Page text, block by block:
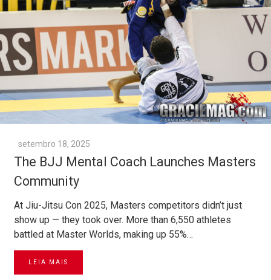
setembro 18, 2025
The BJJ Mental Coach Launches Masters
Community
At Jiu-Jitsu Con 2025, Masters competitors didn’t just
show up — they took over. More than 6,550 athletes
battled at Master Worlds, making up 55%…
LEIA MAIS